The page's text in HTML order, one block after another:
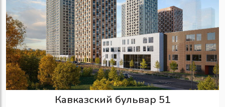
Кавказский бульвар 51